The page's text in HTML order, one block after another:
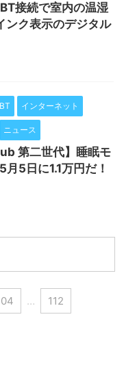
接続で室内の温湿
ンク表示のデジタル
インターネット
ニュース
第二世代】睡眠モ
5日に1.1万円だ！
… 112